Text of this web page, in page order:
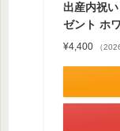
出産内祝
ゼント ホ
¥4,400 （